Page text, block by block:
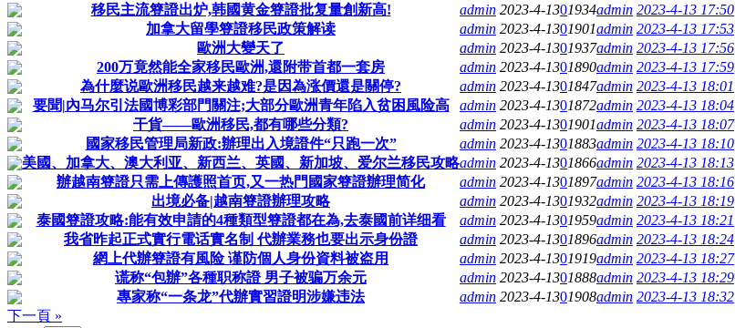
移民主流簦證出炉,韩國黄金簦證批复量創新高!
admin 2023-4-1301934admin 2023-4-13 17:50
加拿大留學簦證移民政策解读
admin 2023-4-1301901admin 2023-4-13 17:53
歐洲大變天了
admin 2023-4-1301937admin 2023-4-13 17:56
200万竟然能全家移民歐洲,還附带首都一套房
admin 2023-4-1301890admin 2023-4-13 17:59
為什麼说歐洲移民越来越难?是因為涨價還是關停?
admin 2023-4-1301847admin 2023-4-13 18:01
要聞|內马尔引法國博彩部門關注;大部分歐洲青年陷入贫困風险高
admin 2023-4-1301872admin 2023-4-13 18:04
干貨——歐洲移民,都有哪些分類?
admin 2023-4-1301901admin 2023-4-13 18:07
國家移民管理局新政:辦理出入境證件“只跑一次”
admin 2023-4-1301883admin 2023-4-13 18:10
美國、加拿大、澳大利亚、新西兰、英國、新加坡、爱尔兰移民攻略admin 2023-4-1301866admin 2023-4-13 18:13
辦越南簦證只需上傳護照首页,又一热門國家簦證辦理简化
admin 2023-4-1301897admin 2023-4-13 18:16
出境必备|越南簦證辦理攻略
admin 2023-4-1301932admin 2023-4-13 18:19
泰國簦證攻略:能有效申請的4種類型簦證都在為,去泰國前详细看
admin 2023-4-1301959admin 2023-4-13 18:21
我省昨起正式實行電话實名制 代辦業務也要出示身份證
admin 2023-4-1301896admin 2023-4-13 18:24
網上代辦簦證有風险 谨防個人身份資料被盗用
admin 2023-4-1301919admin 2023-4-13 18:27
谎称“包辦”各種职称證 男子被骗万余元
admin 2023-4-1301888admin 2023-4-13 18:29
專家称“一条龙”代辦實習證明涉嫌违法
admin 2023-4-1301908admin 2023-4-13 18:32
下一頁 »